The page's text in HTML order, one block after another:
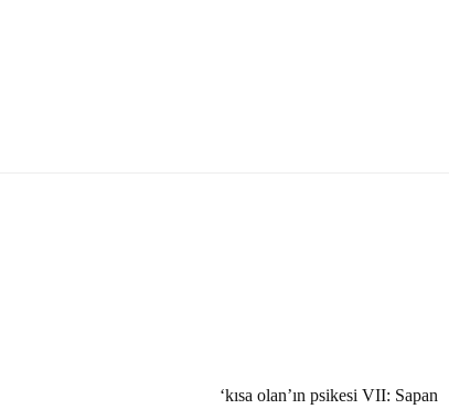
‘kısa olan’ın psikesi VII: Sapan